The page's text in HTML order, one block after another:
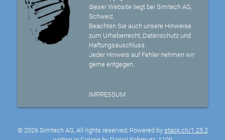
dieser Website liegt bei Simtech AG,
Schweiz.
Beachten Sie auch unsere Hinweise
zum Urheberrecht, Datenschutz und
Haftungsauschluss.
Jeder Hinweis auf Fehler nehmen wir
gerne entgegen.
IMPRESSUM
© 2026 Simtech AG, All rights reserved, Powered by stack.ch/1.25.2